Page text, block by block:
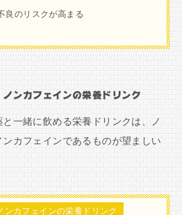
良のリスクが高まる
ンカフェインの栄養ドリンク
一緒に飲める栄養ドリンクは、ノ
ンカフェインであるものが望ましい
ンカフェインの栄養ドリンク